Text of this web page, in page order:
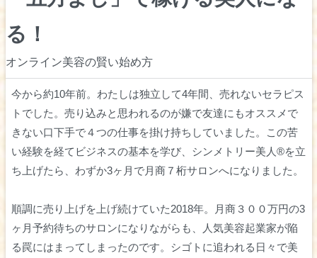
る！
オンライン美容の賢い始め方
今から約10年前。わたしは独立して4年間、売れないセラピス
トでした。売り込みと思われるのが嫌で友達にもオススメで
きない口下手で４つの仕事を掛け持ちしていました。この苦
い経験を経てビジネスの基本を学び、シンメトリー美人®︎を立
ち上げたら、わずか3ヶ月で月商７桁サロンへになりました。
順調に売り上げを上げ続けていた2018年。月商３００万円の3
ヶ月予約待ちのサロンになりながらも、人気美容起業家が陥
る罠にはまってしまったのです。シゴトに追われる日々で美